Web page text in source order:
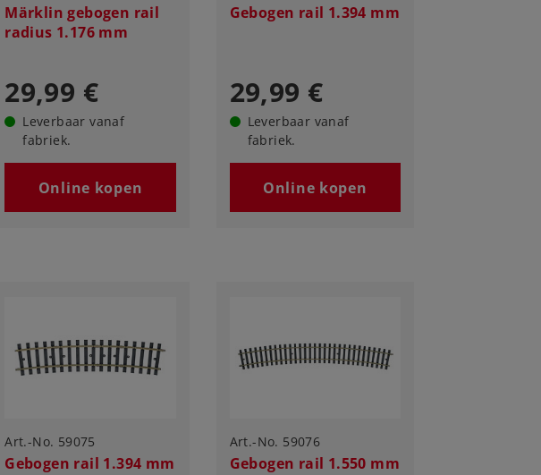
Märklin gebogen rail
radius 1.176 mm
29,99 €
Leverbaar vanaf
fabriek.
Online kopen
Gebogen rail 1.394 mm
29,99 €
Leverbaar vanaf
fabriek.
Online kopen
Art.-No. 59075
Gebogen rail 1.394 mm
Art.-No. 59076
Gebogen rail 1.550 mm